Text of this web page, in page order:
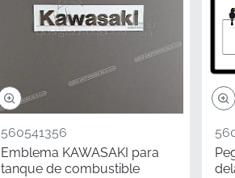
Kawasaki
Carenado superior, lado izquierdo*
Pegatina Gráfica
Pegatina de vinilo
560541356
Emblema KAWASAKI para
tanque de combustible